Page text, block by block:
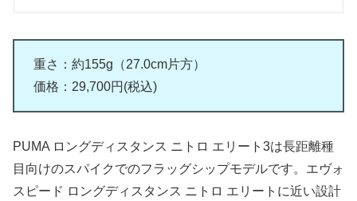
重さ：約155g（27.0cm片方）
価格：29,700円(税込)
PUMA ロングディスタンス ニトロ エリート3は長距離種
目向けのスパイクでのフラッグシップモデルです。エヴォ
スピード ロングディスタンス ニトロ エリートに近い設計